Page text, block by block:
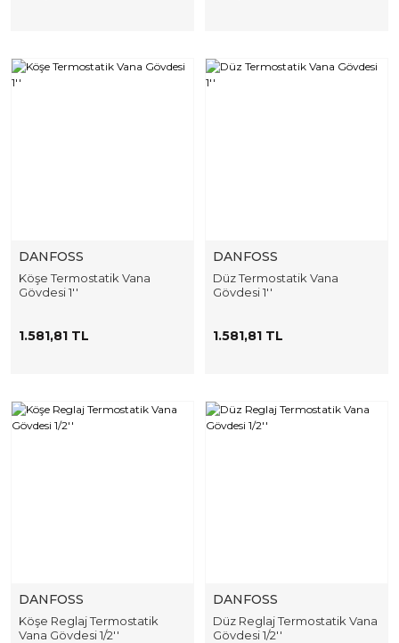
DANFOSS
Köşe Termostatik Vana
Gövdesi 1''
1.581,81 TL
DANFOSS
Düz Termostatik Vana
Gövdesi 1''
1.581,81 TL
DANFOSS
Köşe Reglaj Termostatik
Vana Gövdesi 1/2''
DANFOSS
Düz Reglaj Termostatik Vana
Gövdesi 1/2''